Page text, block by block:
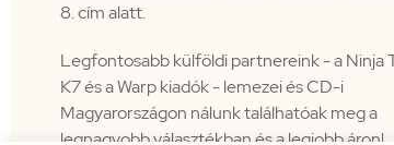
8. cím alatt.
Legfontosabb külföldi partnereink - a Ninja
K7 és a Warp kiadók - lemezei és CD-i
Magyarországon nálunk találhatóak meg a
legnagyobb választékban és a legjobb áron!